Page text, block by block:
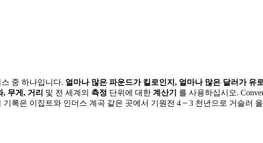
중 하나입니다. 얼마나 많은 파운드가 킬로인지, 얼마나 많은 달러가 유
, 무게, 거리 및 전 세계의 측정 단위에 대한 계산기 를 사용하십시오.
록은 이집트와 인더스 계곡 같은 곳에서 기원전 4 ~ 3 천년으로 거슬러